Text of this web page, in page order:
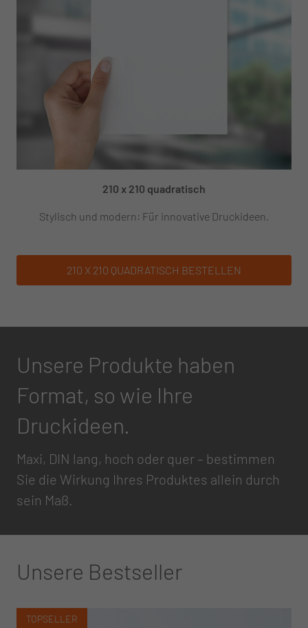
210 x 210 quadratisch
Stylisch und modern: Für innovative Druckideen.
210 X 210 QUADRATISCH BESTELLEN
Unsere Produkte haben
Format, so wie Ihre
Druckideen.
Maxi, DIN lang, hoch oder quer – bestimmen
Sie die Wirkung Ihres Produktes allein durch
sein Maß.
Unsere Bestseller
TOPSELLER